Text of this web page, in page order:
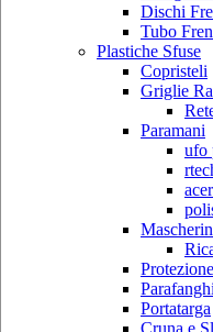
Dischi
Tubo
Plastiche Sfuse
Copristeli
Griglie
Paramani
ufo
Portatarga
Cruna e